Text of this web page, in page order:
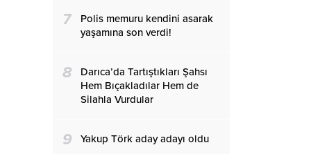
7
Polis memuru kendini asarak
yaşamına son verdi!
8
Darıca’da Tartıştıkları Şahsı
Hem Bıçakladılar Hem de
Silahla Vurdular
9 Yakup Törk aday adayı oldu